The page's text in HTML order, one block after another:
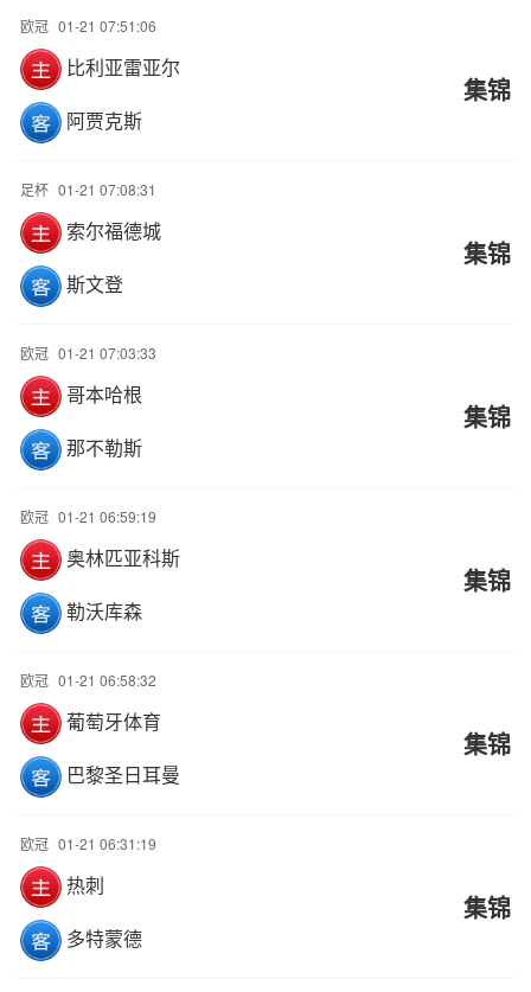
欧冠 01-21 07:51:06
比利亚雷亚尔
阿贾克斯
集锦
足杯 01-21 07:08:31
索尔福德城
斯文登
集锦
欧冠 01-21 07:03:33
哥本哈根
那不勒斯
集锦
欧冠 01-21 06:59:19
奥林匹亚科斯
勒沃库森
集锦
欧冠 01-21 06:58:32
葡萄牙体育
巴黎圣日耳曼
集锦
欧冠 01-21 06:31:19
热刺
多特蒙德
集锦